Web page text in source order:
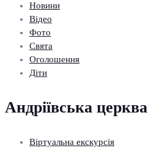
Новини
Відео
Фото
Свята
Оголошення
Діти
Андріївська церква
Віртуальна екскурсія